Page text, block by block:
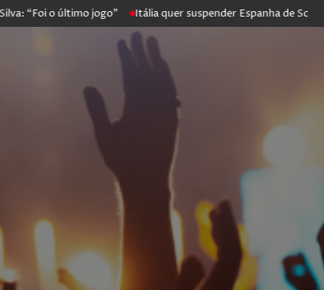
o último jogo” Itália quer suspender Espanha de Schengen.